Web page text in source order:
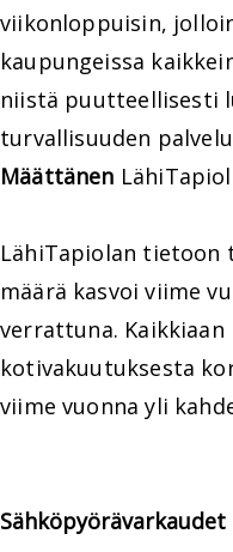
viikonloppuisin,
kaupungeissa
niistä puutteellisesti
turvallisuuden
Määttänen
LähiTapiolan tietoon
määrä kasvoi viime
verrattuna. Kaikkiaan
kotivakuutuksesta
viime vuonna yli
Sähköpyörävarkaudet